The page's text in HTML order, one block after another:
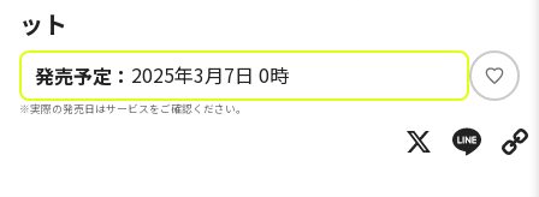
ット
発売予定： 2025年3月7日 0時
※実際の発売日はサービスをご確認ください。
い
ね
X